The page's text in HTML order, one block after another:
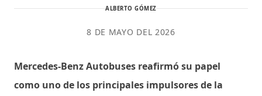
ALBERTO GÓMEZ
8 DE MAYO DEL 2026
Mercedes-Benz Autobuses reafirmó su papel
como uno de los principales impulsores de la